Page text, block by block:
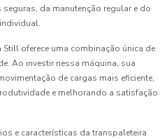
da manutenção regular e do
oferece uma combinação única de
Ao investir nessa máquina, sua
de cargas mais eficiente,
e melhorando a satisfação
e características da transpaleteira